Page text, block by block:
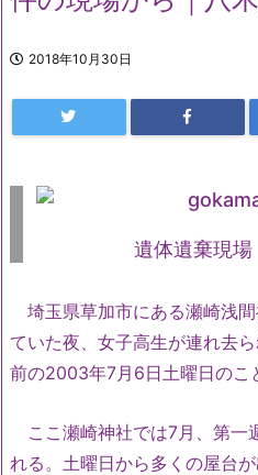
2018年10月30日
遺体遺棄現場
埼玉県草加市にある瀬崎浅
ていた夜、女子高生が連れ去
前の2003年7月6日土曜日のこ
ここ瀬崎神社では7月、第一
れる。土曜日から多くの屋台